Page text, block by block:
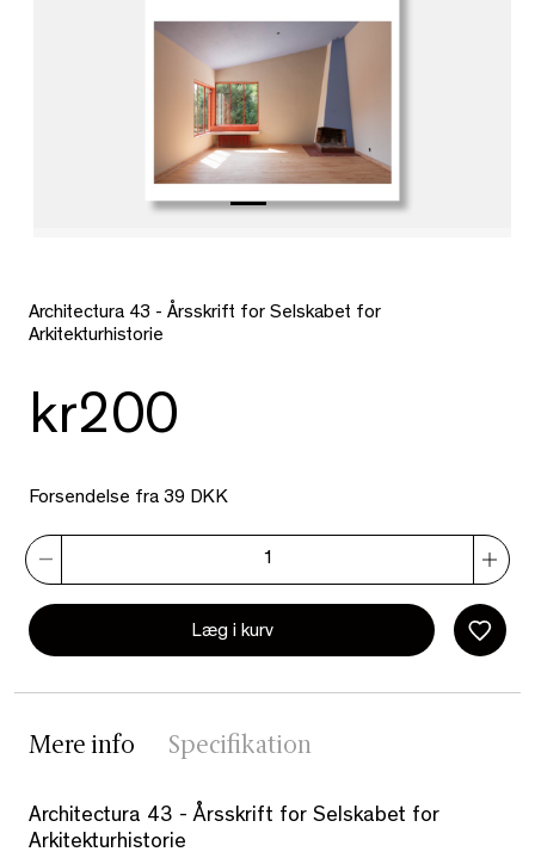
Architectura 43 - Årsskrift for Selskabet for
Arkitekturhistorie
kr200
Forsendelse fra 39 DKK
Læg i kurv
Mere info Specifikation
Architectura 43 - Årsskrift for Selskabet for
Arkitekturhistorie